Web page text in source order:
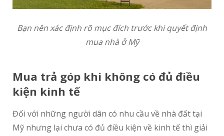
Bạn nên xác định rõ mục đích trước khi quyết định
mua nhà ở Mỹ
Mua trả góp khi không có đủ điều
kiện kinh tế
Đối với những người dân có nhu cầu về nhà đất tại
Mỹ nhưng lại chưa có đủ điều kiện về kinh tế thì giải